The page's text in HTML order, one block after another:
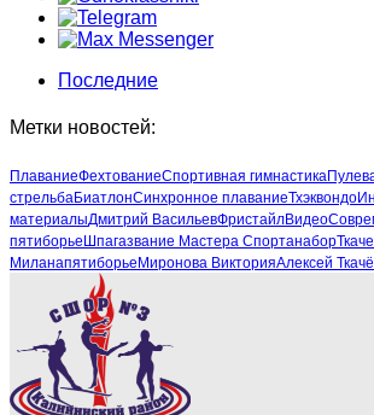
Последние
Метки новостей:
ПлаваниеФехтованиеСпортивная гимнастика
стрельбаБиатлонСинхронное плаваниеТхэквондо
материалыДмитрий ВасильевФристайлВидео
пятиборье Шпагазвание Мастера Спортанабор
Миланапятиборье Миронова ВикторияАлексей